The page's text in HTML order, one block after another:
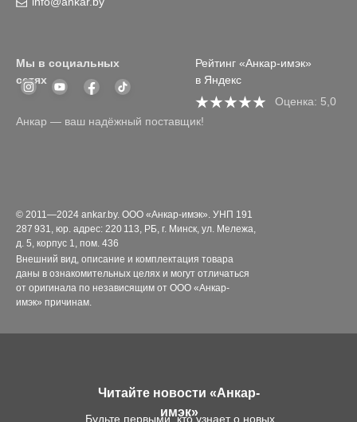
Читайте новости «Анкар-
имэк»
Будьте первыми, кто узнает о новых
© 2011—2024 ankar.by. ООО «Анкар-имэк». УНП 191
287 931, юр. адрес: 220 113, РБ, г. Минск, ул. Мележа,
д. 5, корпус 1, пом. 436
Внешний вид, описание и комплектация товара
даны в ознакомительных целях и могут отличаться
от оригинала по независящим от ООО «Анкар-
имэк» причинам.
Анкар — ваш надёжный поставщик!
Мы в социальных
сетях
Рейтинг «Анкар-имэк»
в Яндекс
Оценка: 5,0